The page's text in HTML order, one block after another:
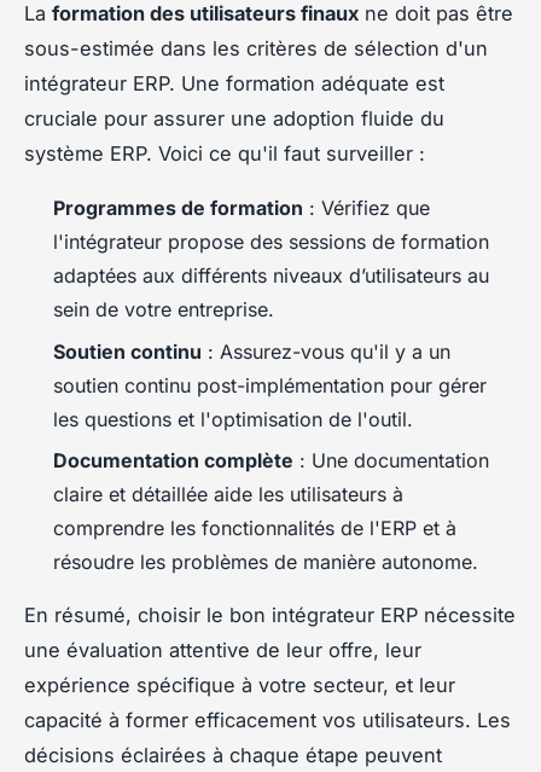
La formation des utilisateurs finaux ne doit pas être
sous-estimée dans les critères de sélection d'un
intégrateur ERP. Une formation adéquate est
cruciale pour assurer une adoption fluide du
système ERP. Voici ce qu'il faut surveiller :
Programmes de formation : Vérifiez que
l'intégrateur propose des sessions de formation
adaptées aux différents niveaux d’utilisateurs au
sein de votre entreprise.
Soutien continu : Assurez-vous qu'il y a un
soutien continu post-implémentation pour gérer
les questions et l'optimisation de l'outil.
Documentation complète : Une documentation
claire et détaillée aide les utilisateurs à
comprendre les fonctionnalités de l'ERP et à
résoudre les problèmes de manière autonome.
En résumé, choisir le bon intégrateur ERP nécessite
une évaluation attentive de leur offre, leur
expérience spécifique à votre secteur, et leur
capacité à former efficacement vos utilisateurs. Les
décisions éclairées à chaque étape peuvent